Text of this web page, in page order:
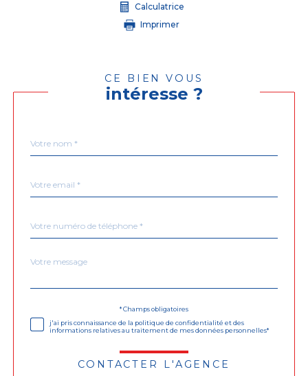
Calculatrice
Imprimer
CE BIEN VOUS
intéresse ?
par
*
*
*
Fieldset
Message
*
* Champs obligatoires
j'ai pris connaissance de la politique de confidentialité et des
informations relatives au traitement de mes données personnelles*
CONTACTER L'AGENCE